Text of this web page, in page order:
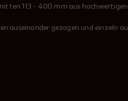
113 - 400 mm aus
auseinander gezogen und einzeln